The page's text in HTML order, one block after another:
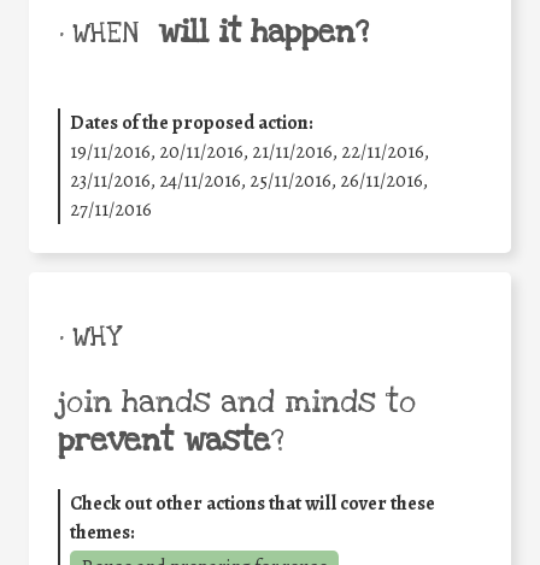
• WHEN will it happen?
Dates of the proposed action:
19/11/2016, 20/11/2016, 21/11/2016, 22/11/2016,
23/11/2016, 24/11/2016, 25/11/2016, 26/11/2016,
27/11/2016
• WHY
join hands and minds to
prevent waste?
Check out other actions that will cover these
themes: